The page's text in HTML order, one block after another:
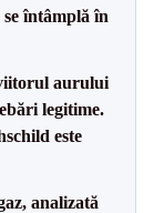
întâmplă în
aurului
legitime.
este
analizată